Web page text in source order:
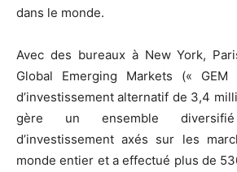
dans le monde.
Avec des bureaux à New York,
Global Emerging Markets («
d’investissement alternatif de 3,4
gère un ensemble
d’investissement axés sur les
monde entier et a effectué plus de